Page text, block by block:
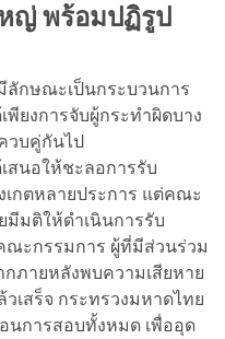
ญ่ พร้อมปฏิรูป
กษณะเป็นกระบวนการ
ยงการจับผู้กระทำผิดบาง
วบคู่กันไป
สนอให้ชะลอการรับ
กตหลายประการ แต่คณะ
มติให้ดำเนินการรับ
ณะกรรมการ ผู้ที่มีส่วนร่วม
ภายหลังพบความเสียหาย
เสร็จ กระทรวงมหาดไทย
นการสอบทั้งหมด เพื่ออุด